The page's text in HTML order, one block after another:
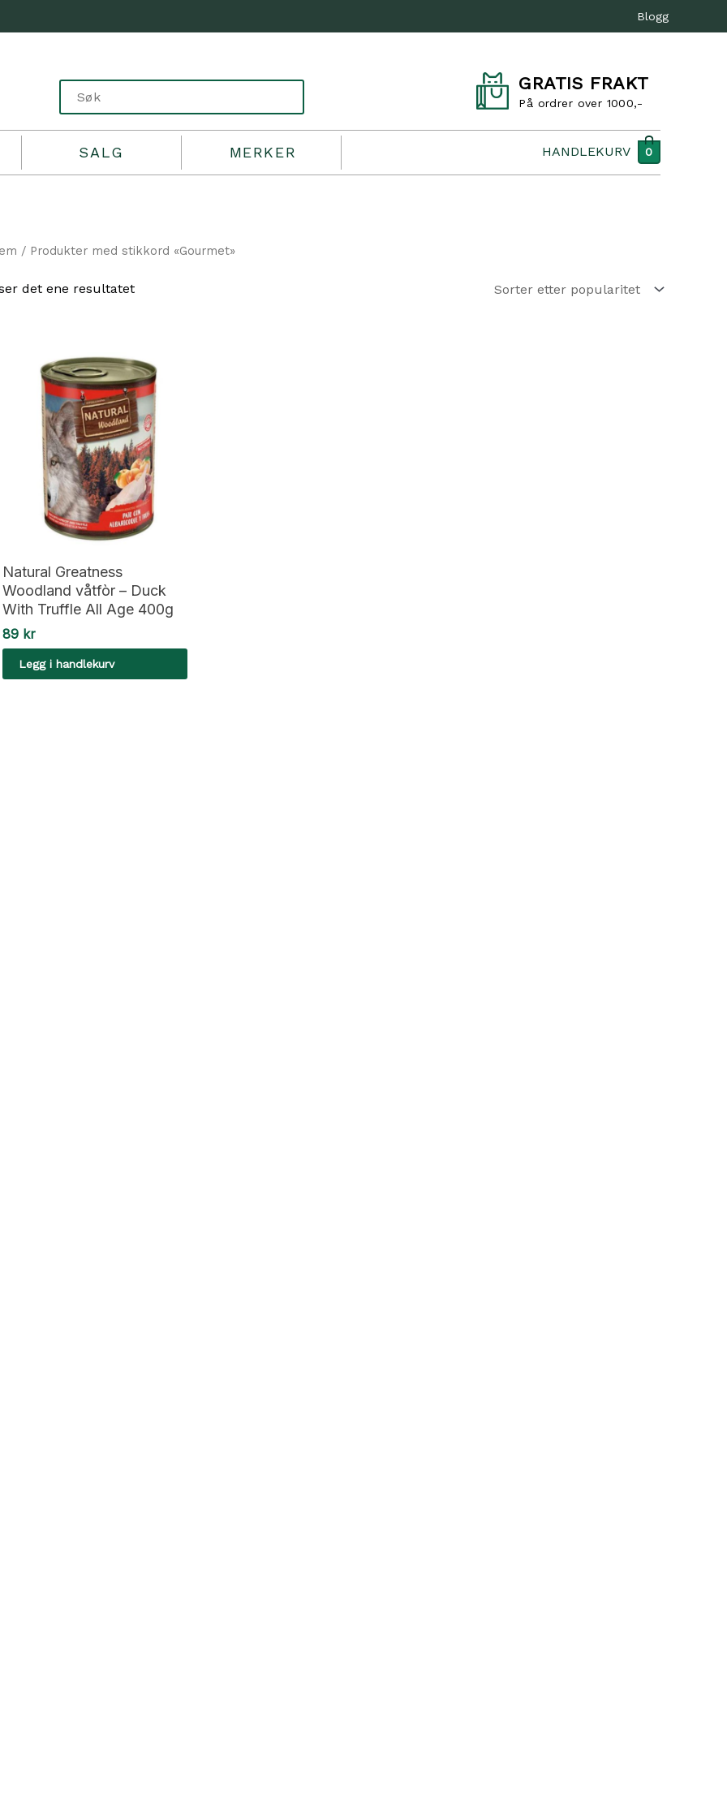
Blogg
GRATIS FRAKT
På ordrer over 1000,-
SALG MERKER HANDLEKURV 0
/ Produkter med stikkord «Gourmet»
det ene resultatet
Natural Greatness
Woodland våtfòr – Duck
With Truffle All Age 400g
89 kr
Legg i handlekurv